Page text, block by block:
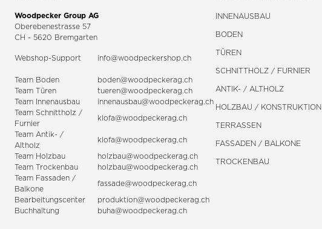
Woodpecker Group AG
Oberebenestrasse 57
CH - 5620 Bremgarten
Webshop-Support info@woodpeckershop.ch
Team Boden
boden@woodpeckerag.ch
Team Türen
tueren@woodpeckerag.ch
Team Innenausbau
innenausbau@woodpeckerag.ch
Team Schnittholz /
Furnier
klofa@woodpeckerag.ch
Team Antik- /
Altholz
klofa@woodpeckerag.ch
Team Holzbau
holzbau@woodpeckerag.ch
Team Trockenbau
holzbau@woodpeckerag.ch
Team Fassaden /
Balkone
fassade@woodpeckerag.ch
Bearbeitungscenter
produktion@woodpeckerag.ch
Buchhaltung
buha@woodpeckerag.ch
INNENAUSBAU
BODEN
TÜREN
SCHNITTHOLZ / FURNIER
ANTIK- / ALTHOLZ
HOLZBAU / KONSTRUKTION
TERRASSEN
FASSADEN / BALKONE
TROCKENBAU